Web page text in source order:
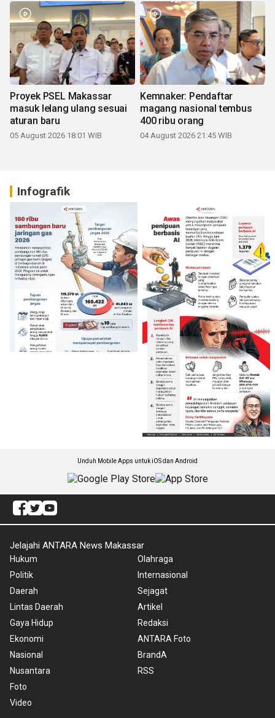
Proyek PSEL Makassar
masuk lelang ulang sesuai
aturan baru
05 August 2026 18:01 WIB
Kemnaker: Pendaftar
magang nasional tembus
400 ribu orang
04 August 2026 21:45 WIB
Infografik
Unduh Mobile Apps untuk iOS dan Android
Jelajahi ANTARA News Makassar
Hukum
Politik
Daerah
Lintas Daerah
Gaya Hidup
Ekonomi
Nasional
Nusantara
Foto
Video
Olahraga
Internasional
Sejagat
Artikel
Redaksi
ANTARA Foto
BrandA
RSS